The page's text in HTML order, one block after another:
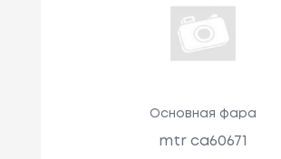
Основная фара
mtr ca60671